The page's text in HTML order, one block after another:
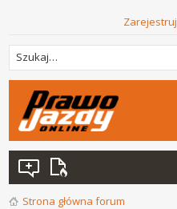
Zarejestruj
Strona główna forum